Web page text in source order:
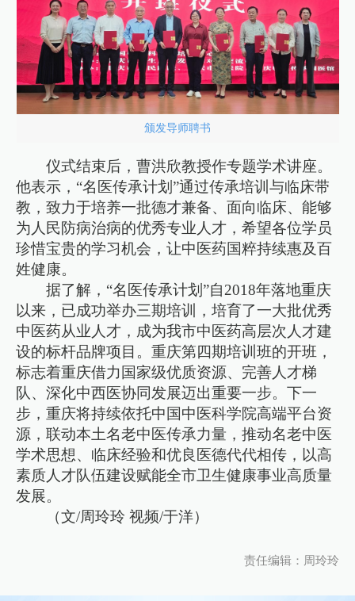
颁发导师聘书
仪式结束后，曹洪欣教授作专题学术讲座。
他表示，“名医传承计划”通过传承培训与临床带
教，致力于培养一批德才兼备、面向临床、能够
为人民防病治病的优秀专业人才，希望各位学员
珍惜宝贵的学习机会，让中医药国粹持续惠及百
姓健康。
据了解，“名医传承计划”自2018年落地重庆
以来，已成功举办三期培训，培育了一大批优秀
中医药从业人才，成为我市中医药高层次人才建
设的标杆品牌项目。重庆第四期培训班的开班，
标志着重庆借力国家级优质资源、完善人才梯
队、深化中西医协同发展迈出重要一步。下一
步，重庆将持续依托中国中医科学院高端平台资
源，联动本土名老中医传承力量，推动名老中医
学术思想、临床经验和优良医德代代相传，以高
素质人才队伍建设赋能全市卫生健康事业高质量
发展。
（文/周玲玲 视频/于洋）
责任编辑：周玲玲